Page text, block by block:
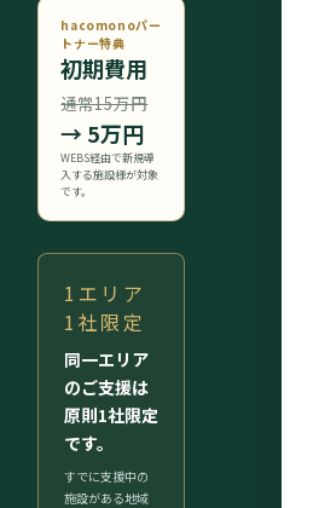
hacomonoパー
トナー特典
初期費用
通常15万円
→ 5万円
WEBS経由で新規導
入する施設様が対象
です。
1エリア
1社限定
同一エリア
のご支援は
原則1社限定
です。
すでに支援中の
施設がある地域